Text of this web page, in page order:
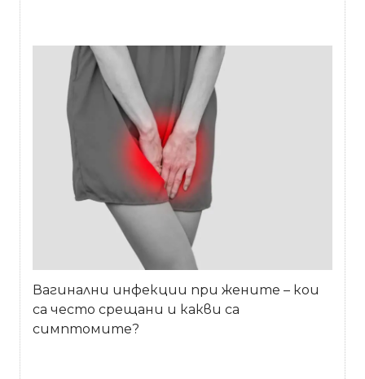
Вагинални инфекции при жените – кои
са често срещани и какви са
симптомите?